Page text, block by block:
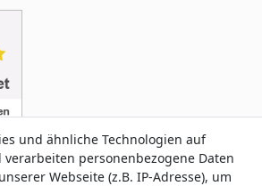
und ähnliche Technologien auf
personenbezogene Daten
Webseite (z.B. IP-Adresse), um